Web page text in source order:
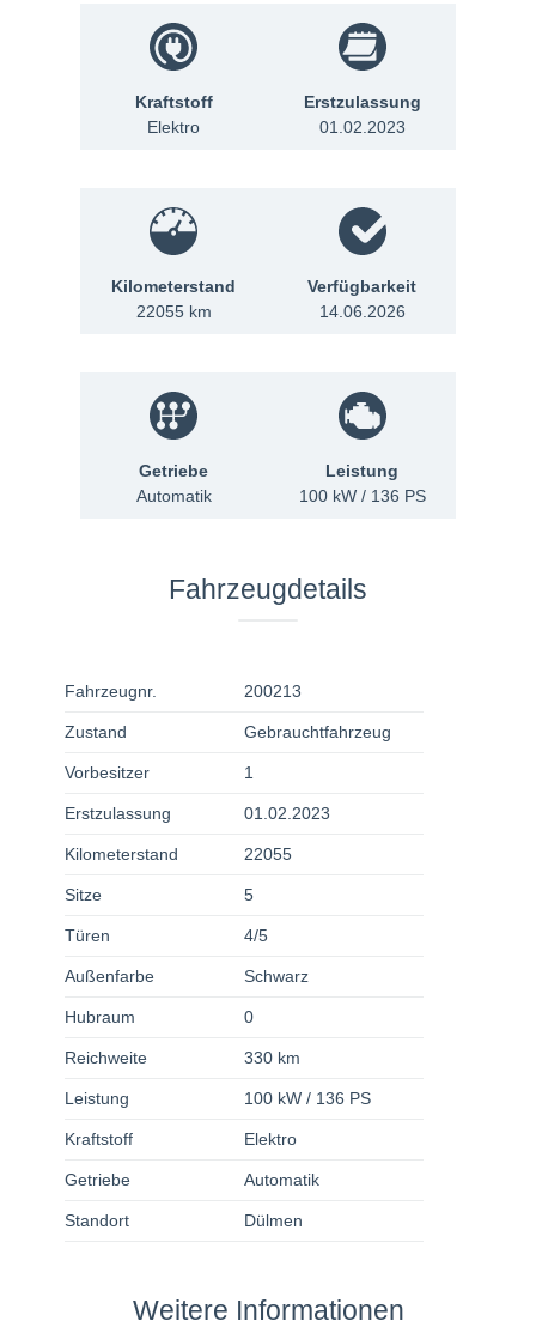
Kraftstoff
Elektro
Erstzulassung
01.02.2023
Kilometerstand
22055 km
Verfügbarkeit
14.06.2026
Getriebe
Automatik
Leistung
100 kW / 136 PS
Fahrzeugdetails
Fahrzeugnr. 200213
Zustand Gebrauchtfahrzeug
Vorbesitzer 1
Erstzulassung 01.02.2023
Kilometerstand 22055
Sitze 5
Türen 4/5
Außenfarbe Schwarz
Hubraum 0
Reichweite 330 km
Leistung 100 kW / 136 PS
Kraftstoff Elektro
Getriebe Automatik
Standort Dülmen
Weitere Informationen